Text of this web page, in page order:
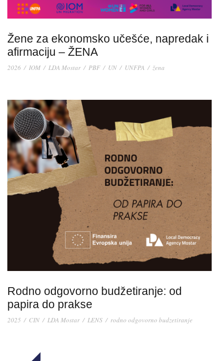
Žene za ekonomsko učešće, napredak i
afirmaciju – ŽENA
2026 / IOM / LDA Mostar / PBF / UN / UNFPA / žena
Rodno odgovorno budžetiranje: od
papira do prakse
2025 / CIN / LDA Mostar / LENS / rodno odgovorno budzetiranje